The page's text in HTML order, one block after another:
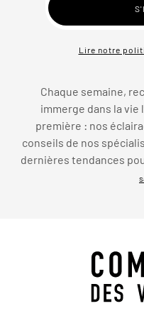
Lire notre
Chaque semaine,
immerge dans la vie
première : nos
conseils de nos
dernières tendances